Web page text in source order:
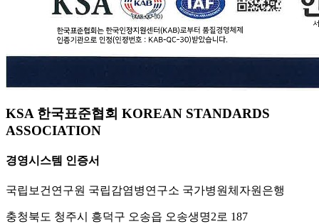
KSA 한국표준협회 KOREAN STANDARDS
ASSOCIATION
경영시스템 인증서
국립보건연구원 국립감염병연구소 국가병원체자원은행
충청북도 청주시 흥덕구 오송읍 오송생명2로 187